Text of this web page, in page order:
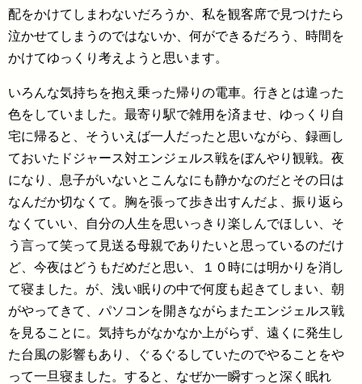
配をかけてしまわないだろうか、私を観客席で見つけたら
泣かせてしまうのではないか、何ができるだろう、時間を
かけてゆっくり考えようと思います。
いろんな気持ちを抱え乗った帰りの電車。行きとは違った
色をしていました。最寄り駅で雑用を済ませ、ゆっくり自
宅に帰ると、そういえば一人だったと思いながら、録画し
ておいたドジャース対エンジェルス戦をぼんやり観戦。夜
になり、息子がいないとこんなにも静かなのだとその日は
なんだか切なくて。胸を張って歩き出すんだよ、振り返ら
なくていい、自分の人生を思いっきり楽しんでほしい、そ
う言って笑って見送る母親でありたいと思っているのだけ
ど、今夜はどうもだめだと思い、１０時には明かりを消し
て寝ました。が、浅い眠りの中で何度も起きてしまい、朝
がやってきて、パソコンを開きながらまたエンジェルス戦
を見ることに。気持ちがなかなか上がらず、遠くに発生し
た台風の影響もあり、ぐるぐるしていたのでやることをや
って一旦寝ました。すると、なぜか一瞬すっと深く眠れ